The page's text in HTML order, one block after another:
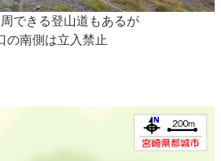
できる登山道もあるが
の南側は立入禁止